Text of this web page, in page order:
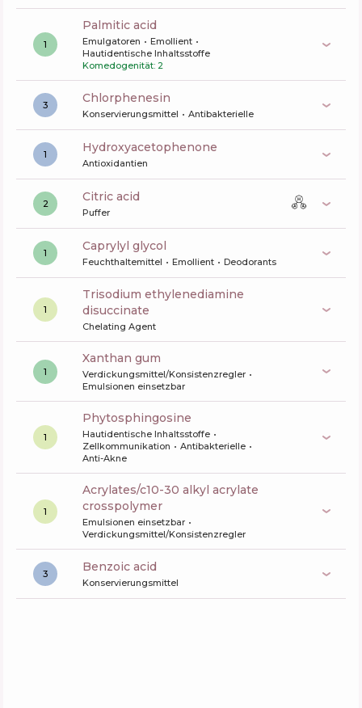
1
palmitic acid
Emulgatoren
Emollient
Hautidentische Inhaltsstoffe
Komedogenität: 2
3 chlorphenesin
Konservierungsmittel Antibakterielle
1 Hydroxyacetophenone
Antioxidantien
2 citric acid
Puffer
1 caprylyl glycol
Feuchthaltemittel Emollient Deodorants
1
trisodium ethylenediamine
disuccinate
Chelating Agent
1
xanthan gum
Verdickungsmittel/Konsistenzregler
Emulsionen einsetzbar
1
phytosphingosine
Hautidentische Inhaltsstoffe
Zellkommunikation
Antibakterielle
Anti-Akne
1
acrylates/c10-30 alkyl acrylate
crosspolymer
Emulsionen einsetzbar
Verdickungsmittel/Konsistenzregler
3 benzoic acid
Konservierungsmittel